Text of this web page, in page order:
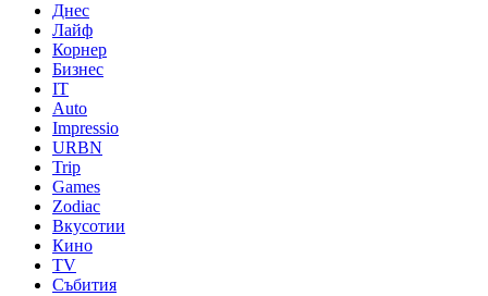
Днес
Лайф
Корнер
Бизнес
IT
Auto
Impressio
URBN
Trip
Games
Zodiac
Вкусотии
Кино
TV
Събития